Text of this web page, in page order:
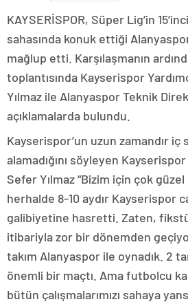
KAYSERİSPOR, Süper Lig’in
sahasında konuk ettiği
mağlup etti. Karşılaşmanın
toplantısında Kayserispor
Yılmaz ile Alanyaspor Teknik
açıklamalarda bulundu.
Kayserispor’un uzun zamandır iç
alamadığını söyleyen
Sefer Yılmaz “Bizim için çok
herhalde 8-10 aydır Kayserispor
galibiyetine hasretti. Zaten,
itibariyla zor bir dönemden
takım Alanyaspor ile oynadık. 2
önemli bir maçtı. Ama futbolcu
bütün çalışmalarımızı sahaya